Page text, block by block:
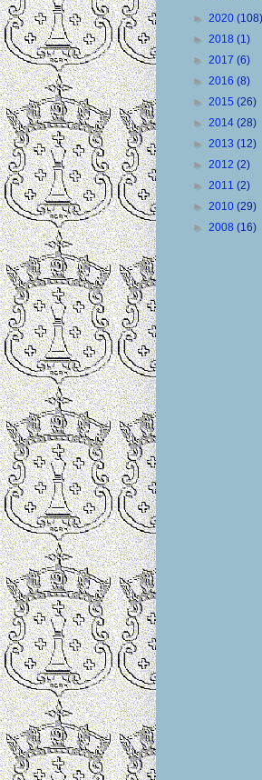
► 2020 (108)
► 2018 (1)
► 2017 (6)
► 2016 (8)
► 2015 (26)
► 2014 (28)
► 2013 (12)
► 2012 (2)
► 2011 (2)
► 2010 (29)
► 2008 (16)